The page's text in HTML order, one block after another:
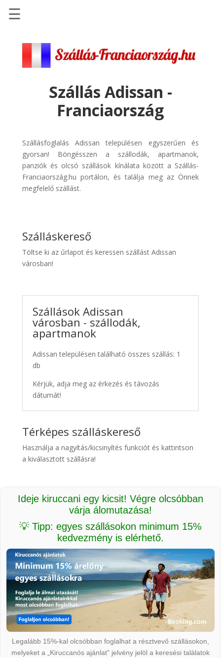
Szállások
Repülőjegy
pénzvisszatérítéssel
Discover
Cars
Transzfer
☰
Szállás Adissan -
Franciaország
Szállásfoglalás Adissan településen egyszerűen és
gyorsan! Böngésszen a szállodák, apartmanok,
panziók és olcsó szállások kínálata között a Szállás-
Franciaország.hu portálon, és találja meg az Önnek
megfelelő szállást.
Szálláskereső
Töltse ki az űrlapot és keressen szállást Adissan
városban!
Szállások Adissan
városban - szállodák,
apartmanok
Adissan településen található összes szállás: 1
db
Kérjük, adja meg az érkezés és távozás
dátumát!
Térképes szálláskereső
Használja a nagyítás/kicsinyítés funkciót és kattintson
a kiválasztott szállásra!
Ideje kiruccani egy kicsit! Végre olcsóbban
várja álomutazása!
💡 Tipp: egyes szállásokon minimum 15%
kedvezmény is elérhető.
Legalább 15%-kal olcsóbban foglalhat a résztvevő szállásokon,
melyeket a „Kiruccanós ajánlat” jelvény jelöl a keresési találatok